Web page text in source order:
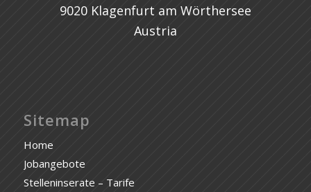
9020 Klagenfurt am Wörthersee
Austria
Sitemap
Home
Jobangebote
Stelleninserate – Tarife